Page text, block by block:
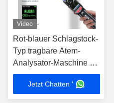
Video
Rot-blauer Schlagstock-
Typ tragbare Atem-
Analysator-Maschine mit
elektronischer Pfeife
Jetzt Chatten '